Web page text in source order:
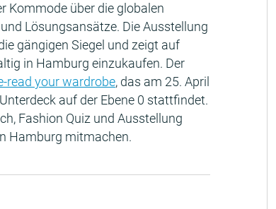
Kommode über die globalen
Lösungsansätze. Die Ausstellung
gängigen Siegel und zeigt auf
in Hamburg einzukaufen. Der
read your wardrobe, das am 25. April
auf der Ebene 0 stattfindet.
Fashion Quiz und Ausstellung
Hamburg mitmachen.